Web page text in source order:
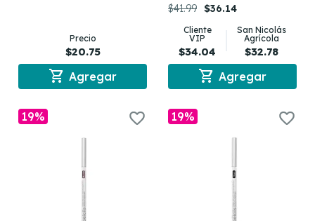
Precio
$20.75
shopping_cart Agregar
$41.99 $36.14
Cliente
VIP
$34.04
San Nicolás
Agrícola
$32.78
shopping_cart Agregar
19% 19%